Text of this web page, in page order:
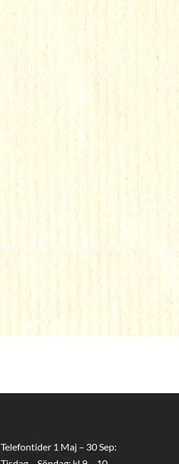
Telefontider 1 Maj – 30 Sep: